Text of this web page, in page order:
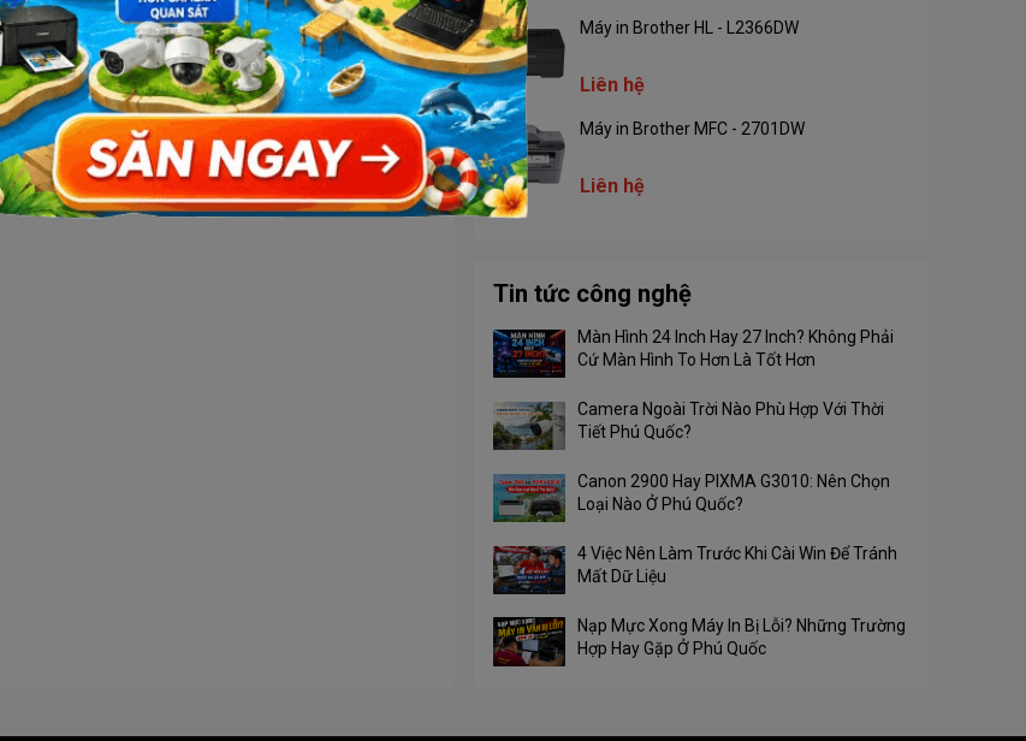
Máy in Brother HL - L2366DW
Liên hệ
Máy in Brother MFC - 2701DW
Liên hệ
Tin tức công nghệ
Màn Hình 24 Inch Hay 27 Inch? Không Phải
Cứ Màn Hình To Hơn Là Tốt Hơn
Camera Ngoài Trời Nào Phù Hợp Với Thời
Tiết Phú Quốc?
Canon 2900 Hay PIXMA G3010: Nên Chọn
Loại Nào Ở Phú Quốc?
4 Việc Nên Làm Trước Khi Cài Win Để Tránh
Mất Dữ Liệu
Nạp Mực Xong Máy In Bị Lỗi? Những Trường
Hợp Hay Gặp Ở Phú Quốc